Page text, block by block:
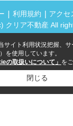
利用規約 アクセ
クリア不動産 All
サイト利用状況把握、
を使用しています。
の取扱いについて」 を
閉じる